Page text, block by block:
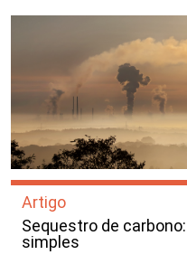
Artigo
Sequestro de
simples